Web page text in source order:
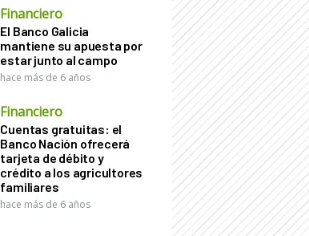
Financiero
El Banco Galicia
mantiene su apuesta por
estar junto al campo
hace más de 6 años
Financiero
Cuentas gratuitas: el
Banco Nación ofrecerá
tarjeta de débito y
crédito a los agricultores
familiares
hace más de 6 años